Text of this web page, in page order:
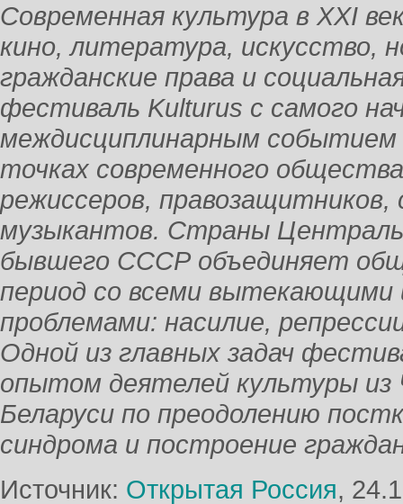
Современная культура в XXI
кино, литература, искусство,
гражданские права и
фестиваль Kulturus с самого
междисциплинарным событием
точках современного
режиссеров, правозащитников,
музыкантов. Страны
бывшего СССР объединяет
период со всеми вытекающими
проблемами: насилие,
Одной из главных задач
опытом деятелей культуры из
Беларуси по преодолению
синдрома и построение
Источник: Открытая Россия,